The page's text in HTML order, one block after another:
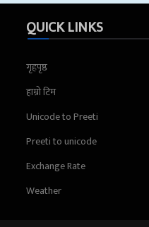
QUICK LINKS
गृहपृष्ठ
हाम्रो टिम
Unicode to Preeti
Preeti to unicode
Exchange Rate
Weather